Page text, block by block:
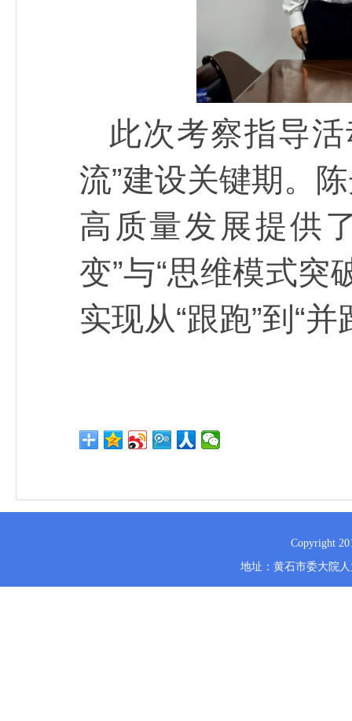
此次考察指导
流”建设关键期。
高质量发展提供
变”与“思维模式突
实现从“跟跑”到“
Copyright
地址：黄石市委大院